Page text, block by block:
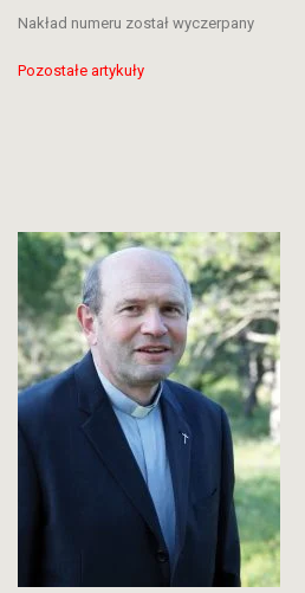
Nakład numeru został wyczerpany
Pozostałe artykuły